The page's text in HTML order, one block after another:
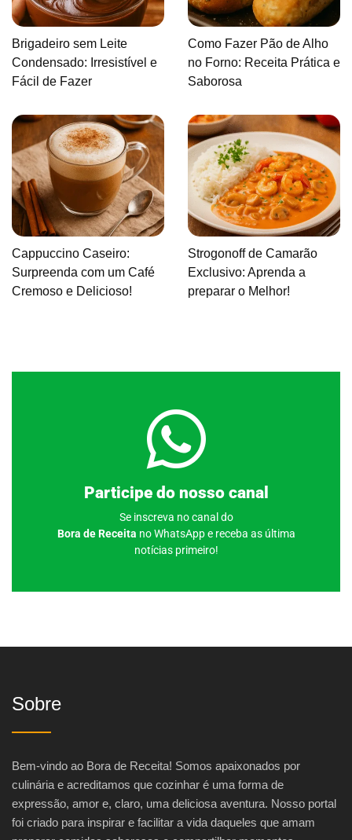
Brigadeiro sem Leite
Condensado: Irresistível e
Fácil de Fazer
Como Fazer Pão de Alho
no Forno: Receita Prática e
Saborosa
Cappuccino Caseiro:
Surpreenda com um Café
Cremoso e Delicioso!
Strogonoff de Camarão
Exclusivo: Aprenda a
preparar o Melhor!
Participe do nosso canal
Se inscreva no canal do
Bora de Receita no WhatsApp e receba as última
notícias primeiro!
Clique aqui
Sobre
Bem-vindo ao Bora de Receita! Somos apaixonados por
culinária e acreditamos que cozinhar é uma forma de
expressão, amor e, claro, uma deliciosa aventura. Nosso portal
foi criado para inspirar e facilitar a vida daqueles que amam